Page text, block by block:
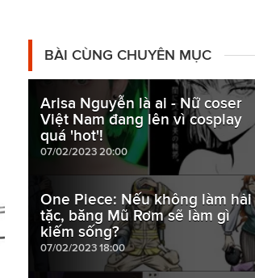
BÀI CÙNG CHUYÊN MỤC
Arisa Nguyễn là ai - Nữ coser
Việt Nam đang lên vì cosplay
quá 'hot'!
07/02/2023 20:00
One Piece: Nếu không làm hải
tặc, băng Mũ Rơm sẽ làm gì
kiếm sống?
07/02/2023 18:00